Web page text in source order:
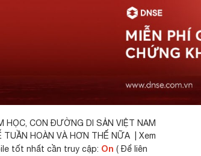
HỌC, CON ĐƯỜNG DI SẢN VIỆT NAM
TUẦN HOÀN VÀ HƠN THẾ NỮA | Xem
tốt nhất cần truy cập: On ( Để liên